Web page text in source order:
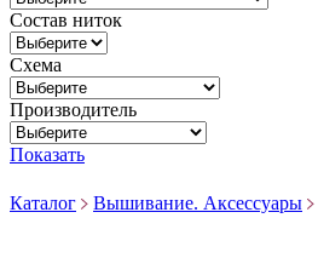
Состав ниток
Схема
Производитель
Показать
Каталог Вышивание. Аксессуары